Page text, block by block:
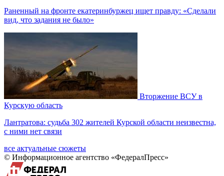
Раненный на фронте екатеринбуржец ищет правду: «Сделали
вид, что задания не было»
Вторжение ВСУ в
Курскую область
Лантратова: судьба 302 жителей Курской области неизвестна,
с ними нет связи
все актуальные сюжеты
© Информационное агентство «ФедералПресс»